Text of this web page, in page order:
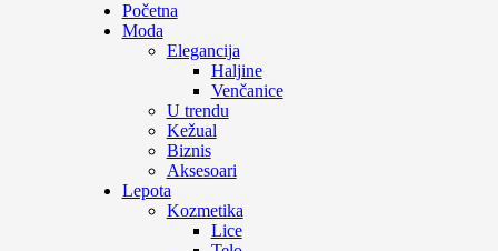
Početna
Moda
Elegancija
Haljine
Venčanice
U trendu
Kežual
Biznis
Aksesoari
Lepota
Kozmetika
Lice